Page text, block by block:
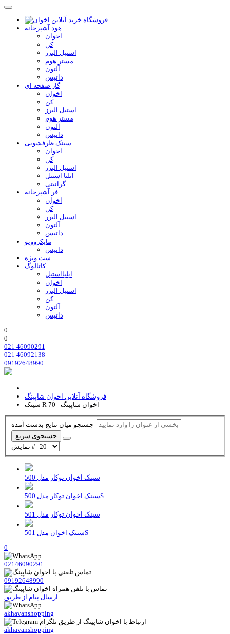
هود آشپزخانه
اخوان
کن
استیل البرز
مستر هوم
آلتون
داتیس
گاز صفحه ای
اخوان
کن
استیل البرز
مستر هوم
آلتون
داتیس
سینک ظرفشویی
اخوان
کن
استیل البرز
ایلیا استیل
گرانیتی
فر آشپزخانه
اخوان
کن
استیل البرز
آلتون
داتیس
مایکروویو
داتیس
ست ویژه
کاتالوگ
ایلیااستیل
اخوان
استیل البرز
کن
آلتون
داتیس
0
0
021 46090291
021 46092138
09192648990
فروشگاه آنلاین اخوان شاپینگ
سینک R 70 - اخوان شاپینگ
جستجوی سریع
نمایش #
سینک اخوان توکار مدل 500
سینک اخوان توکار مدل 500S
سینک اخوان توکار مدل 501
سینک اخوان مدل 501S
0
02146090291
09192648990
ارسال پیام از طریق
akhavanshopping
akhavanshopping